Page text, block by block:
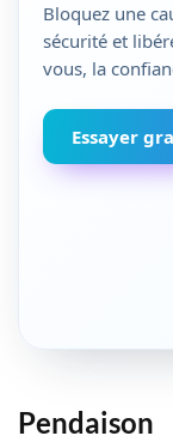
Bloquez une
sécurité et
vous, la
Essayer
Pendaison